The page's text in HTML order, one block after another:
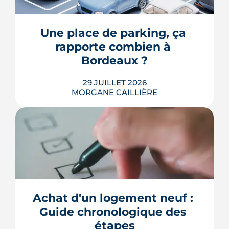
des fissures de sécheresse : le régime
récemment réformées. Ce guide fait le
point, à jour de juillet 2026, sur vos
droits et ...
LIRE L'ARTICLE
Une place de parking, ça
rapporte combien à
Bordeaux ?
29 JUILLET 2026
MORGANE CAILLIÈRE
Combien rapporte une place de
parking à Bordeaux ? Prix de location
par quartier, calcul du rendement,
louer.
LIRE L'ARTICLE
Achat d'un logement neuf :
Guide chronologique des
étapes